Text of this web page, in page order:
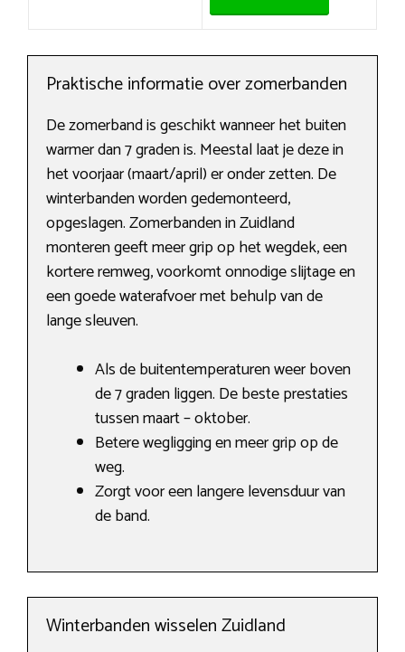
Praktische informatie over zomerbanden
De zomerband is geschikt wanneer het buiten
warmer dan 7 graden is. Meestal laat je deze in
het voorjaar (maart/april) er onder zetten. De
winterbanden worden gedemonteerd,
opgeslagen. Zomerbanden in Zuidland
monteren geeft meer grip op het wegdek, een
kortere remweg, voorkomt onnodige slijtage en
een goede waterafvoer met behulp van de
lange sleuven.
Als de buitentemperaturen weer boven
de 7 graden liggen. De beste prestaties
tussen maart – oktober.
Betere wegligging en meer grip op de
weg.
Zorgt voor een langere levensduur van
de band.
Winterbanden wisselen Zuidland